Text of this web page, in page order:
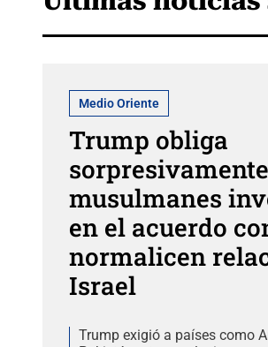
Medio Oriente
Trump obliga
musulmanes
en el acuerdo
normalicen
Israel
Trump exigió a países como